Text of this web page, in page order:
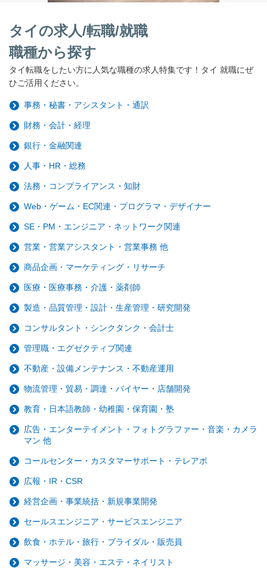
タイの求人/転職/就職
職種から探す
タイ転職をしたい方に人気な職種の求人特集です！タイ 就職にぜ
ひご活用ください。
事務・秘書・アシスタント・通訳
財務・会計・経理
銀行・金融関連
人事・HR・総務
法務・コンプライアンス・知財
Web・ゲーム・EC関連・プログラマ・デザイナー
SE・PM・エンジニア・ネットワーク関連
営業・営業アシスタント・営業事務 他
商品企画・マーケティング・リサーチ
医療・医療事務・介護・薬剤師
製造・品質管理・設計・生産管理・研究開発
コンサルタント・シンクタンク・会計士
管理職・エグゼクティブ関連
不動産・設備メンテナンス・不動産運用
物流管理・貿易・調達・バイヤー・店舗開発
教育・日本語教師・幼稚園・保育園・塾
広告・エンターテイメント・フォトグラファー・音楽・カメラ
マン 他
コールセンター・カスタマーサポート・テレアポ
広報・IR・CSR
経営企画・事業統括・新規事業開発
セールスエンジニア・サービスエンジニア
飲食・ホテル・旅行・ブライダル・販売員
マッサージ・美容・エステ・ネイリスト